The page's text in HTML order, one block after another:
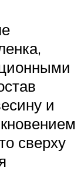
и
сверху